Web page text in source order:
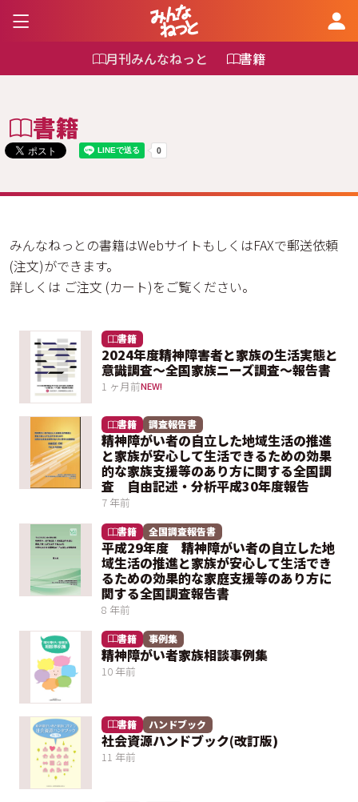
月刊みんなねっと 書籍
書籍
みんなねっとの書籍はWebサイトもしくはFAXで郵送依頼
(注文)ができます。
詳しくは ご注文 (カート)をご覧ください。
書籍
2024年度精神障害者と家族の生活実態と
意識調査～全国家族ニーズ調査～報告書
1 ヶ月前NEW!
書籍 調査報告書
精神障がい者の自立した地域生活の推進
と家族が安心して生活できるための効果
的な家族支援等のあり方に関する全国調
査 自由記述・分析平成30年度報告
7 年前
書籍 全国調査報告書
平成29年度 精神障がい者の自立した地
域生活の推進と家族が安心して生活でき
るための効果的な家庭支援等のあり方に
関する全国調査報告書
8 年前
書籍 事例集
精神障がい者家族相談事例集
10 年前
書籍 ハンドブック
社会資源ハンドブック(改訂版)
11 年前